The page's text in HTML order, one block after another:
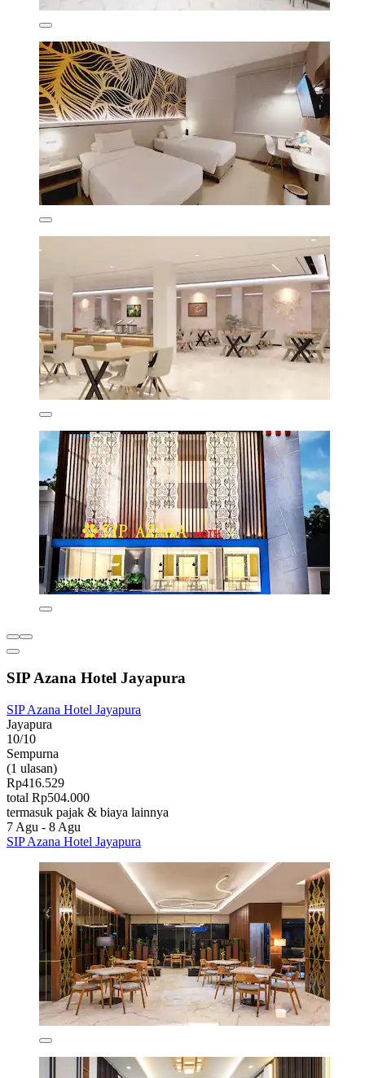
SIP Azana Hotel Jayapura
SIP Azana Hotel Jayapura
Jayapura
10/10
Sempurna
(1 ulasan)
Rp416.529
total Rp504.000
termasuk pajak & biaya lainnya
7 Agu - 8 Agu
SIP Azana Hotel Jayapura